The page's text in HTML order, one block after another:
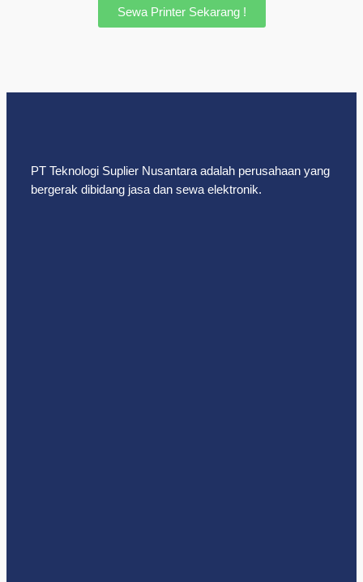
Sewa Printer Sekarang !
PT Teknologi Suplier Nusantara adalah perusahaan yang
bergerak dibidang jasa dan sewa elektronik.